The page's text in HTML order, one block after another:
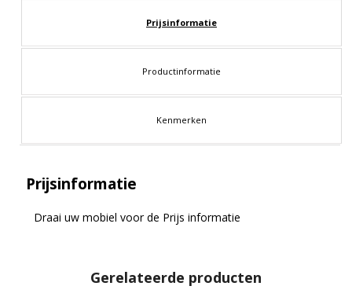
Prijsinformatie
Productinformatie
Kenmerken
Prijsinformatie
Draai uw mobiel voor de Prijs informatie
Gerelateerde producten